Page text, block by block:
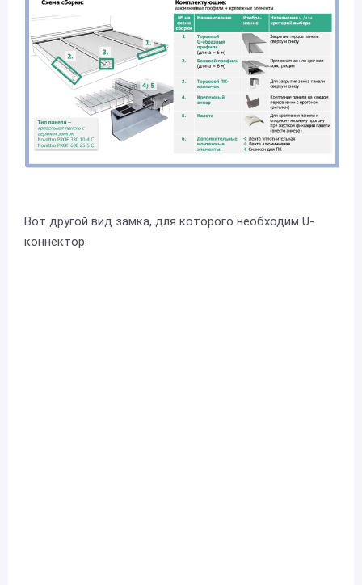
Вот другой вид замка, для которого необходим U-
коннектор: